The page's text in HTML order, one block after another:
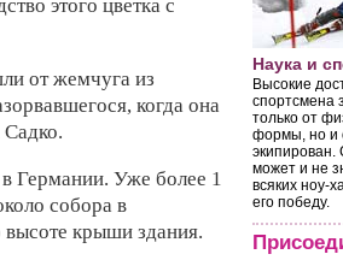
Наука и
Высокие
спортсмена
только от
формы, но и
экипирован.
может и не
всяких ноу-
его победу.
этого цветка с
от жемчуга из
когда она
Садко.
в Германии. Уже более 1
собора в
крыши здания.